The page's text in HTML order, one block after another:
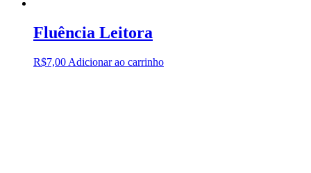
Fluência Leitora
R$7,00 Adicionar ao carrinho